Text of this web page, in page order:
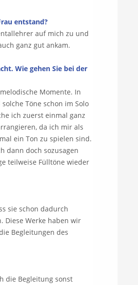
entstand?
auf mich zu und
ganz gut ankam.
Wie gehen Sie bei der
Momente. In
Töne schon im Solo
ich zuerst einmal ganz
da ich mir als
ein Ton zu spielen sind.
dann doch sozusagen
teilweise Fülltöne wieder
sie schon dadurch
Diese Werke haben wir
Begleitungen des
die Begleitung sonst